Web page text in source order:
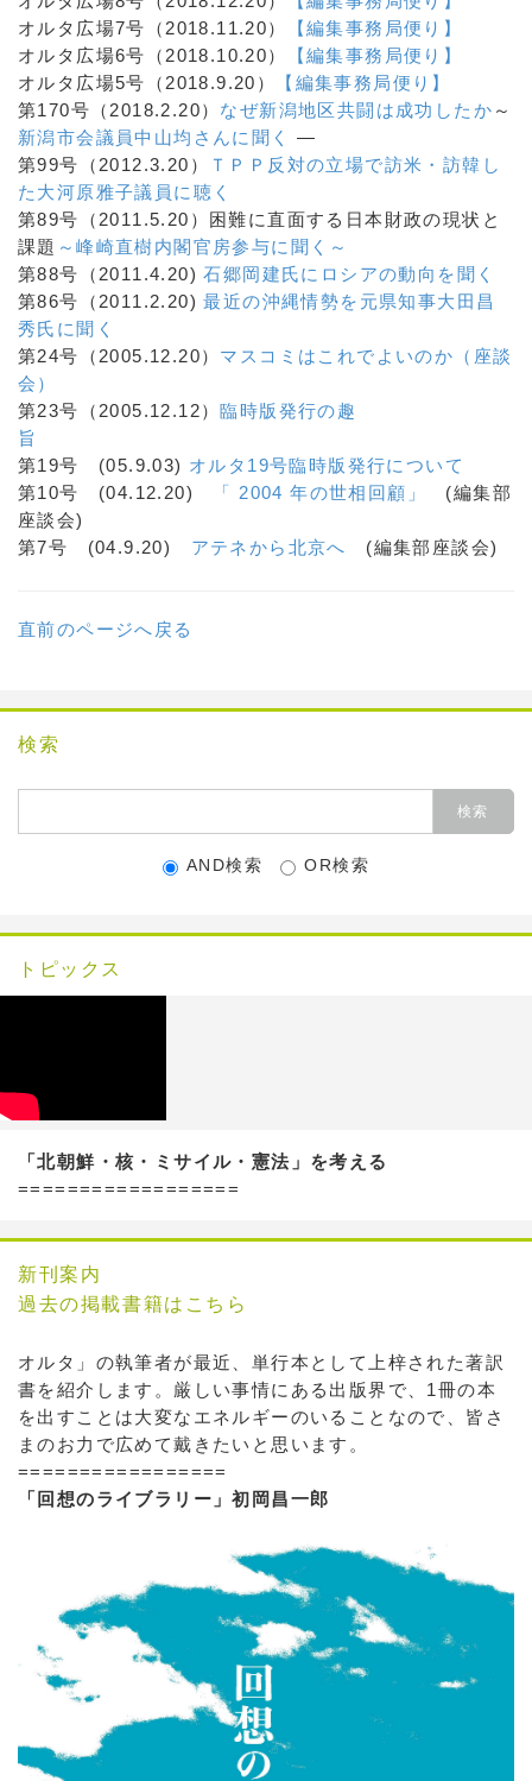
オルタ広場7号（2018.11.20）
【編集事務局便り】
オルタ広場6号（2018.10.20）
【編集事務局便り】
オルタ広場5号（2018.9.20）
【編集事務局便り】
第170号（2018.2.20） なぜ新潟地区共闘は成功したか ～
新潟市会議員中山均さんに聞く ―
第99号（2012.3.20）
ＴＰＰ反対の立場で訪米・訪韓し
た大河原雅子議員に聴く
第89号（2011.5.20）困難に直面する日本財政の現状と
課題 ～峰崎直樹内閣官房参与に聞く～
第88号（2011.4.20)石郷岡建氏にロシアの動向を聞く
第86号（2011.2.20)最近の沖縄情勢を元県知事大田昌
秀氏に聞く
第24号（2005.12.20） マスコミはこれでよいのか（座談
会）
第23号（2005.12.12）臨時版発行の趣
旨
第19号 (05.9.03) オルタ19号臨時版発行について
第10号 (04.12.20)
「 2004 年の世相回顧」
(編集部
座談会)
第7号 (04.9.20) アテネから北京へ (編集部座談会)
直前のページへ戻る
検索
AND検索 OR検索
トピックス
「北朝鮮・核・ミサイル・憲法」を考える
==================
新刊案内
過去の掲載書籍はこちら
オルタ」の執筆者が最近、単行本として上梓された著訳
書を紹介します。厳しい事情にある出版界で、1冊の本
を出すことは大変なエネルギーのいることなので、皆さ
まのお力で広めて戴きたいと思います。
=================
「回想のライブラリー」初岡昌一郎